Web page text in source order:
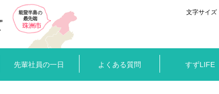
文字サイズ
先輩社員の一日 よくある質問 すずLIFE